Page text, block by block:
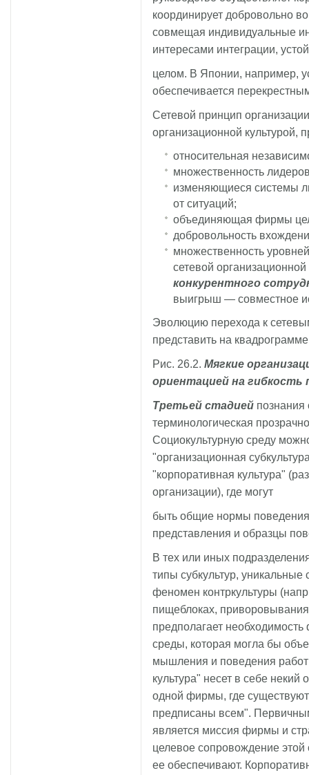
координирует добровольно
совмещая индивидуальные
интересами интеграции,
целом. В Японии, например,
обеспечивается
Сетевой принцип
организационной культурой,
относительная
множественность
изменяющиеся системы
от ситуаций;
объединяющая фирмы
добровольность
множественность
сетевой
конкурентного
выигрыш — совместное
Эволюцию перехода к
представить на
Рис. 26.2. Мягкие
ориентацией на гибкость
Третьей стадией познания
терминологическая
Социокультурную среду
"организационная
"корпоративная культура"
организации), где могут
быть общие нормы
представления и образцы
В тех или иных
типы субкультур,
феномен контркультуры
пищеблоках,
предполагает
среды, которая могла бы
мышления и поведения
культура" несет в себе
одной фирмы, где
предписаны всем".
является миссия фирмы и
целевое сопровождение этой
ее обеспечивают.